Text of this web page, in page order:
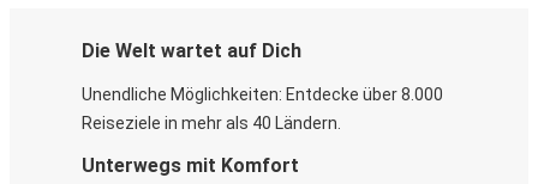
Die Welt wartet auf Dich
Unendliche Möglichkeiten: Entdecke über 8.000
Reiseziele in mehr als 40 Ländern.
Unterwegs mit Komfort